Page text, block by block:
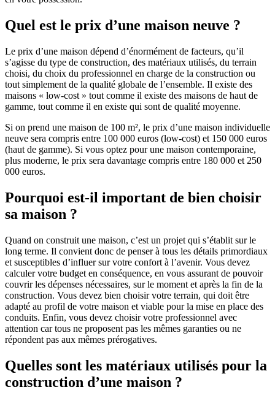
Quel est le prix d’une maison neuve ?
Le prix d’une maison dépend d’énormément de facteurs, qu’il
s’agisse du type de construction, des matériaux utilisés, du terrain
choisi, du choix du professionnel en charge de la construction ou
tout simplement de la qualité globale de l’ensemble. Il existe des
maisons « low-cost » tout comme il existe des maisons de haut de
gamme, tout comme il en existe qui sont de qualité moyenne.
Si on prend une maison de 100 m², le prix d’une maison individuelle
neuve sera compris entre 100 000 euros (low-cost) et 150 000 euros
(haut de gamme). Si vous optez pour une maison contemporaine,
plus moderne, le prix sera davantage compris entre 180 000 et 250
000 euros.
Pourquoi est-il important de bien choisir
sa maison ?
Quand on construit une maison, c’est un projet qui s’établit sur le
long terme. Il convient donc de penser à tous les détails primordiaux
et susceptibles d’influer sur votre confort à l’avenir. Vous devez
calculer votre budget en conséquence, en vous assurant de pouvoir
couvrir les dépenses nécessaires, sur le moment et après la fin de la
construction. Vous devez bien choisir votre terrain, qui doit être
adapté au profil de votre maison et viable pour la mise en place des
conduits. Enfin, vous devez choisir votre professionnel avec
attention car tous ne proposent pas les mêmes garanties ou ne
répondent pas aux mêmes prérogatives.
Quelles sont les matériaux utilisés pour la
construction d’une maison ?